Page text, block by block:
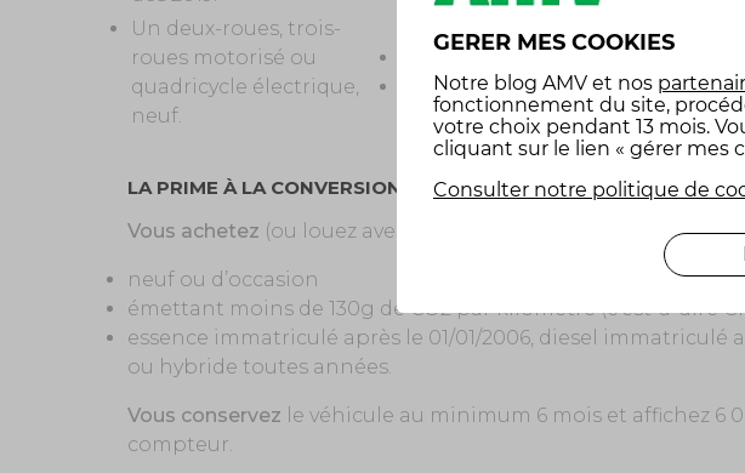
Un deux-roues, trois-
roues motorisé ou
quadricycle électrique,
neuf.
1 100 € pour les ménages non
LA PRIME À LA CONVERSION VOUS EST VERSÉE SI :
Vous achetez (ou louez avec option d’achat, ou longue
neuf ou d’occasion
émettant moins de 130g de CO2 par kilomètre (c’est-à-dire
essence immatriculé après le 01/01/2006, diesel immatriculé
ou hybride toutes années.
Vous conservez le véhicule au minimum 6 mois et affichez 6
compteur.
GERER MES COOKIES
Notre blog AMV et nos
fonctionnement du site,
votre choix pendant 13 mois.
cliquant sur le lien « gérer mes
Consulter notre politique de